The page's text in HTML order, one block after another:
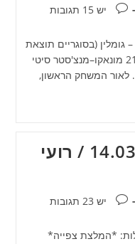
תגובות:
יש 15 תגובות
גומלין (בסוגריים תוצאת
המשחק הראשון) *המלצת צפייה*21:45 מונאקו–מנצ'סטר סיטי
– שידור בערוץ הספורט (55/555). לאור המשחק הראשון,
אירועי דיומא: 14.03.2017 / רועי
תגובות:
יש 23 תגובות
האלופות - שלב 16 הגדולות: *המלצת צפייה*